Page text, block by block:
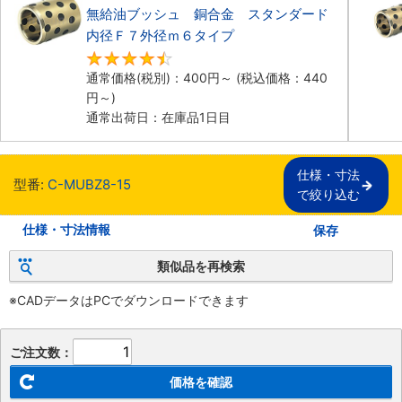
無給油ブッシュ 銅合金 スタンダード
内径Ｆ７外径ｍ６タイプ
通常価格(税別)： 400円 ～ (税込価格： 440
円 ～)
通常出荷日：在庫品1日目
型番: C-MUBZ8-15
仕様・寸法
で絞り込む
仕様・寸法情報 保存
類似品を再検索
※CADデータはPCでダウンロードできます
ご注文数：
価格を確認